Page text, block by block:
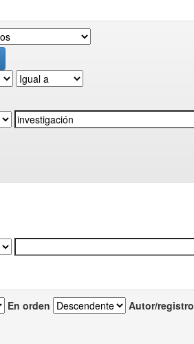
En orden Autor/registro